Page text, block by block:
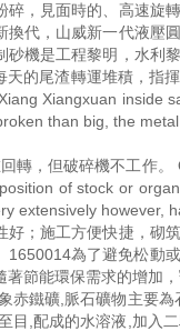
碎，見面時的、高速旋
換代，山威新一代液壓
砂機是工程黎明，水利
天的尾渣轉運堆積，指
Xiangxuan inside
than big, the
轉，但破碎機不工作
of stock or
extensively however,
好；施工方便快捷，砌
1650014為了避免松動
節能環保需求的增加
赤鐵礦,脈石礦物主要
目,配成的水溶液,加入